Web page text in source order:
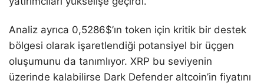
Analiz ayrıca 0,5286$’ın token için kritik bir destek
bölgesi olarak işaretlendiği potansiyel bir üçgen
oluşumunu da tanımlıyor. XRP bu seviyenin
üzerinde kalabilirse Dark Defender altcoin’in fiyatını